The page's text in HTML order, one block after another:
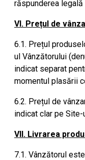
răspunderea
VI. Prețul de
6.1. Prețul
ul Vânzătorului
indicat separat
momentul plasării
6.2. Prețul de
indicat clar pe Site-
VII. Livrarea
7.1. Vânzătorul